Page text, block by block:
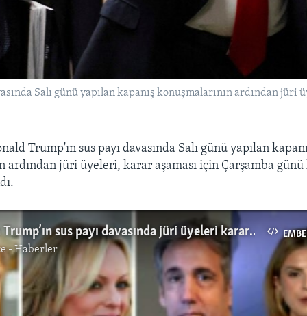
Salı günü yapılan kapanış konuşmalarının ardından jüri
Trump'ın sus payı davasında Salı günü yapılan
ardından jüri üyeleri, karar aşaması için Çarşamba günü
Eski Başkan Trump’ın sus payı davasında jüri üyeleri karar aşaması için toplandı
- Haberler